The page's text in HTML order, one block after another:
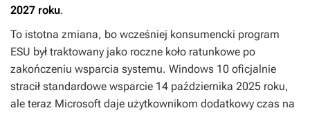
2027 roku.
To istotna zmiana, bo wcześniej konsumencki program
ESU był traktowany jako roczne koło ratunkowe po
zakończeniu wsparcia systemu. Windows 10 oficjalnie
stracił standardowe wsparcie 14 października 2025 roku,
ale teraz Microsoft daje użytkownikom dodatkowy czas na